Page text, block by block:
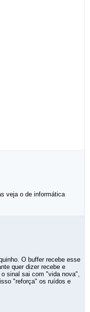
veja o de informática
O buffer recebe esse
quer dizer recebe e
sinal sai com "vida nova",
"reforça" os ruídos e